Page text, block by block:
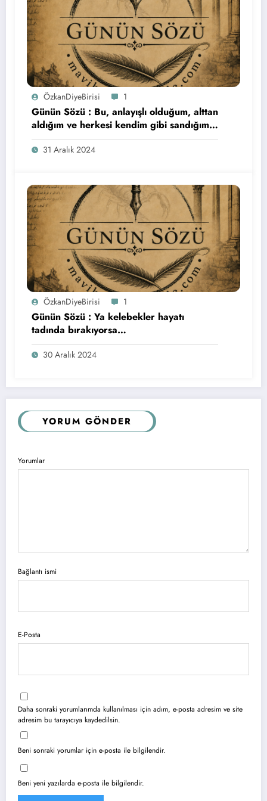
ÖzkanDiyeBirisi 1
Günün Sözü : Bu, anlayışlı olduğum, alttan
aldığım ve herkesi kendim gibi sandığım
son yıldı. Herkese bol şans…
31 Aralık 2024
ÖzkanDiyeBirisi 1
Günün Sözü : Ya kelebekler hayatı
tadında bırakıyorsa…
30 Aralık 2024
YORUM GÖNDER
Yorumlar
Bağlantı ismi
E-Posta
Daha sonraki yorumlarımda kullanılması için adım, e-posta adresim ve site
adresim bu tarayıcıya kaydedilsin.
Beni sonraki yorumlar için e-posta ile bilgilendir.
Beni yeni yazılarda e-posta ile bilgilendir.